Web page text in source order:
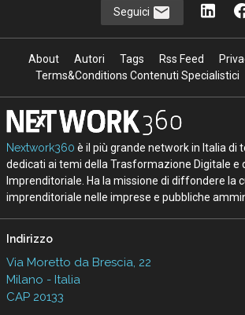
Seguici
About Autori Tags Rss Feed
Terms&Conditions Contenuti Specialistici
Nextwork360 è il più grande network in Italia di
dedicati ai temi della Trasformazione Digitale e
Imprenditoriale. Ha la missione di diffondere la
imprenditoriale nelle imprese e pubbliche
Indirizzo
Via Moretto da Brescia, 22
Milano - Italia
CAP 20133